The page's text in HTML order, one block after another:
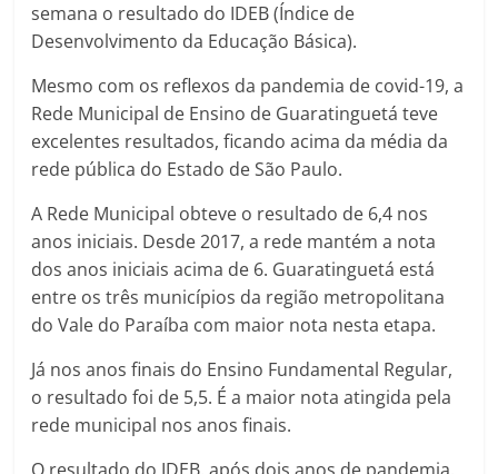
semana o resultado do IDEB (Índice de
Desenvolvimento da Educação Básica).
Mesmo com os reflexos da pandemia de covid-19, a
Rede Municipal de Ensino de Guaratinguetá teve
excelentes resultados, ficando acima da média da
rede pública do Estado de São Paulo.
A Rede Municipal obteve o resultado de 6,4 nos
anos iniciais. Desde 2017, a rede mantém a nota
dos anos iniciais acima de 6. Guaratinguetá está
entre os três municípios da região metropolitana
do Vale do Paraíba com maior nota nesta etapa.
Já nos anos finais do Ensino Fundamental Regular,
o resultado foi de 5,5. É a maior nota atingida pela
rede municipal nos anos finais.